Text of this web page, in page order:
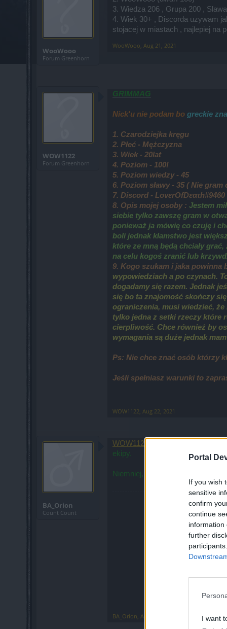
Portal
If you wish
sensitive
confirm
continue
information
further
I want
WooWooo
Forum Greenhorn
3. Wiedza 206 , Grupa 200 ,
4. Wiek 30+ , Discorda uzywam
stojacej w miastach , najlepiej na
WooWooo, Aug 21, 2021
WOW1122
Forum Greenhorn
GRIMMAG
Nick'u nie podam bo greckie
1. Czarodziejka kręgu
2. Płeć - Mężczyzna
3. Wiek - 20lat
4. Poziom - 100!
5. Poziom wiedzy - 45
6. Poziom sławy - 35 ( Nie gram
7. Discord - LovεrOfDεατh#9460
8. Opis mojej osoby : Jestem
siebie tylko zawszę gram w
ponieważ ja mówię co czuję i
boli jednak kłamstwo jest
które ze mną będą chciały
na celu kogoś zranić lub
9. Kogo szukam i jaka powinna
wypowiedziach a po czynach.
dogadamy się razem. Jednak
się bo ta znajomość skończy
ograniczenia, musi wiedzieć,
tylko jedna z setki rzeczy które
cierpliwość. Chce również by
wymagania są duże jednak
Ps: Nie chce znać osób którzy
Jeśli spełniasz warunki to
WOW1122, Aug 22, 2021
BA_Orion
Count Count
WOW1122
ekipy.
Niemniej, życzę powodzenia w
BA_Orion, Aug 22, 2021